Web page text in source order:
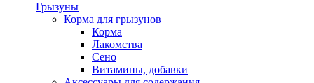
Грызуны
Корма для грызунов
Корма
Лакомства
Сено
Витамины, добавки